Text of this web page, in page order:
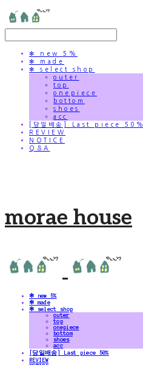
✻ new 5%
✻ made
✻ select shop
outer
top
onepiece
bottom
shoes
acc
[당일배송] Last piece 50%
REVIEW
NOTICE
Q&A
morae house
✻ new 5%
✻ made
✻ select shop
outer
top
onepiece
bottom
shoes
acc
[당일배송] Last piece 50%
REVIEW